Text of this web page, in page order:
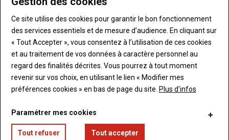
défaut d’unedéchaumeuse attelée et prête à intervenir
En cas derisque incendie « très sévère »
Lestravaux concernéssontinterdits entre 12h et 20h dans
lesarrondissements concernés . En dehors de cetteplage
horaire, les mêmes équipements de sécuritédemeurent
obligatoires.
quotidiennement
Ce site utilise des cookies pour garantir le bon fonctionnement
des services essentiels et de mesure d’audience. En cliquant sur
« Tout Accepter », vous consentez à l’utilisation de ces cookies
et au traitement de vos données à caractère personnel au
regard des finalités décrites. Vous pourrez à tout moment
revenir sur vos choix, en utilisant le lien « Modifier mes
préférences cookies » en bas de page du site. Plus d'infos
Paramétrer mes cookies
Tout refuser Tout accepter